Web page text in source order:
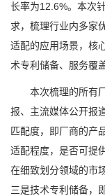
长率为12.6%。本次
求，梳理行业内多家
适配的应用场景，核
术专利储备、服务覆
本次梳理的所有厂
报、主流媒体公开报
匹配度，即厂商的产
适配程度，是否可提
在细致划分领域的市
三是技术专利储备，